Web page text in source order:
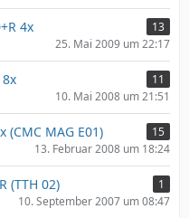
4x
13
25. Mai 2009 um 22:17
11
10. Mai 2008 um 21:51
(CMC MAG E01)
15
13. Februar 2008 um 18:24
(TTH 02)
1
10. September 2007 um 08:47